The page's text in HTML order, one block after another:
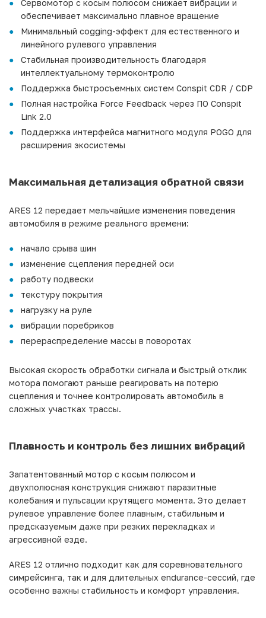
Сервомотор с косым полюсом снижает вибрации и
обеспечивает максимально плавное вращение
Минимальный cogging-эффект для естественного и
линейного рулевого управления
Стабильная производительность благодаря
интеллектуальному термоконтролю
Поддержка быстросъемных систем Conspit CDR / CDP
Полная настройка Force Feedback через ПО Conspit
Link 2.0
Поддержка интерфейса магнитного модуля POGO для
расширения экосистемы
Максимальная детализация обратной связи
ARES 12 передает мельчайшие изменения поведения
автомобиля в режиме реального времени:
начало срыва шин
изменение сцепления передней оси
работу подвески
текстуру покрытия
нагрузку на руле
вибрации поребриков
перераспределение массы в поворотах
Высокая скорость обработки сигнала и быстрый отклик
мотора помогают раньше реагировать на потерю
сцепления и точнее контролировать автомобиль в
сложных участках трассы.
Плавность и контроль без лишних вибраций
Запатентованный мотор с косым полюсом и
двухполюсная конструкция снижают паразитные
колебания и пульсации крутящего момента. Это делает
рулевое управление более плавным, стабильным и
предсказуемым даже при резких перекладках и
агрессивной езде.
ARES 12 отлично подходит как для соревновательного
симрейсинга, так и для длительных endurance-сессий, где
особенно важны стабильность и комфорт управления.